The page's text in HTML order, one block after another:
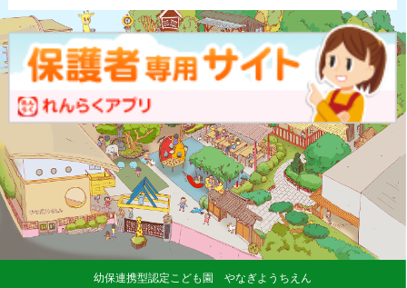
幼保連携型認定こども園 やなぎようちえん